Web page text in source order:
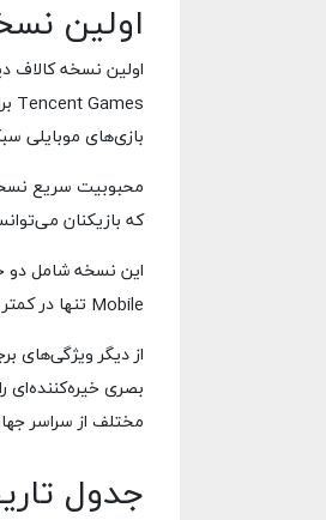
اولین
اولین نسخه کالاف دیوتی
بازی‌های موبایلی
که بازیکنان
Mobile تنها در کمتر از یک ماه توانست از مرز 100 میلیون دانلود عبور کند که نشان‌دهنده استقبال فوق‌العاده کاربران بود.
از دیگر ویژگی‌های
بصری خیره‌کننده‌ای
مختلف از سراسر
جدول